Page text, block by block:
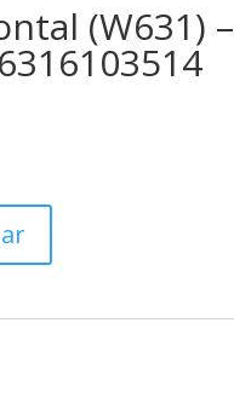
(W631) –